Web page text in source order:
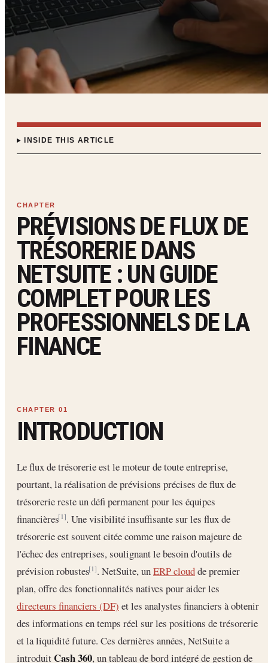
INSIDE THIS ARTICLE
PRÉVISIONS DE FLUX DE
TRÉSORERIE DANS
NETSUITE : UN GUIDE
COMPLET POUR LES
PROFESSIONNELS DE LA
FINANCE
INTRODUCTION
Le flux de trésorerie est le moteur de toute entreprise,
pourtant, la réalisation de prévisions précises de flux de
trésorerie reste un défi permanent pour les équipes
financières[1]. Une visibilité insuffisante sur les flux de
trésorerie est souvent citée comme une raison majeure de
l'échec des entreprises, soulignant le besoin d'outils de
prévision robustes[1]. NetSuite, unERP cloudde premier
plan, offre des fonctionnalités natives pour aider les
directeurs financiers (DF) et les analystes financiers à obtenir
des informations en temps réel sur les positions de trésorerie
et la liquidité future. Ces dernières années, NetSuite a
introduitCash 360, un tableau de bord intégré de gestion de